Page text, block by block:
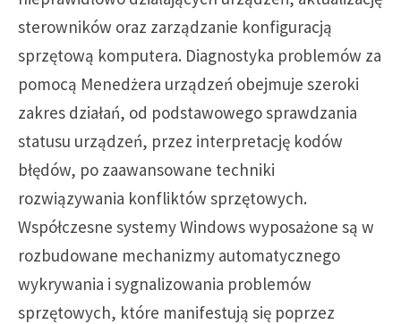
sterowników oraz zarządzanie konfiguracją
sprzętową komputera. Diagnostyka problemów za
pomocą Menedżera urządzeń obejmuje szeroki
zakres działań, od podstawowego sprawdzania
statusu urządzeń, przez interpretację kodów
błędów, po zaawansowane techniki
rozwiązywania konfliktów sprzętowych.
Współczesne systemy Windows wyposażone są w
rozbudowane mechanizmy automatycznego
wykrywania i sygnalizowania problemów
sprzętowych, które manifestują się poprzez